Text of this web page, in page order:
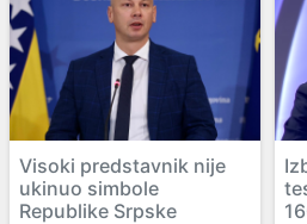
Visoki predstavnik nije
ukinuo simbole
Republike Srpske